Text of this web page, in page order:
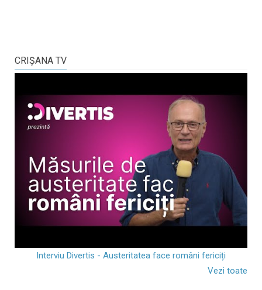
CRIŞANA TV
Interviu Divertis - Austeritatea face români fericiți
Vezi toate